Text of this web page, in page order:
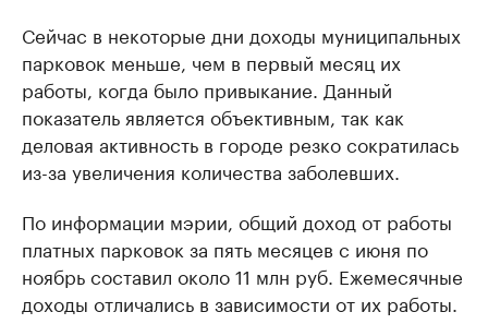
Сейчас в некоторые дни доходы муниципальных
парковок меньше, чем в первый месяц их
работы, когда было привыкание. Данный
показатель является объективным, так как
деловая активность в городе резко сократилась
из-за увеличения количества заболевших.
По информации мэрии, общий доход от работы
платных парковок за пять месяцев с июня по
ноябрь составил около 11 млн руб. Ежемесячные
доходы отличались в зависимости от их работы.